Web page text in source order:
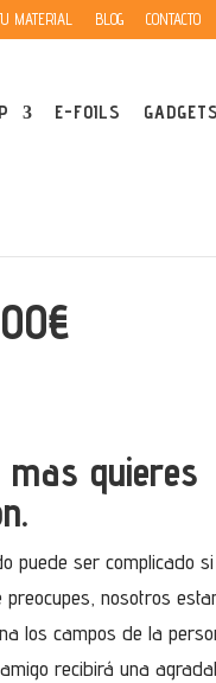
MATERIAL BLOG CONTACTO
E-FOILS GADGETS
quieres
puede ser complicado
nosotros
los campos de la
recibirá una